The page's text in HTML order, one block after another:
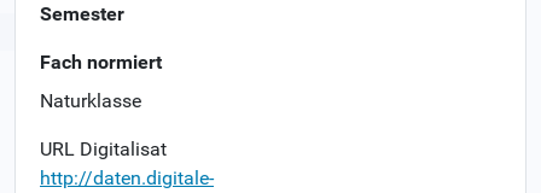
Semester
Fach normiert
Naturklasse
URL Digitalisat
http://daten.digitale-